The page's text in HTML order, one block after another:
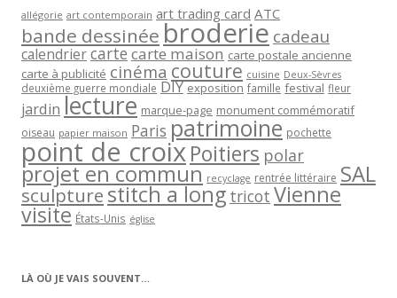
allégorie art contemporain art trading card ATC
bande dessinée broderie cadeau
calendriercartecarte maison carte postale ancienne
carte à publicité cinéma couture cuisine Deux-Sèvres
deuxième guerre mondiale DIY exposition famille festival fleur
jardin lecture marque-page monument commémoratif
oiseau papier maison Paris patrimoine pochette
point de croixPoitiers polar
projet en commun recyclage rentrée littéraire SAL
sculpturestitch a long tricot Vienne
visite États-Unis église
LÀ OÙ JE VAIS SOUVENT…